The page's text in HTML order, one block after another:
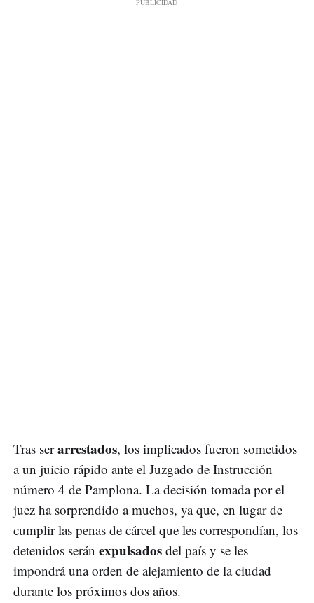
Tras serarrestados, los implicados fueron sometidos
a un juicio rápido ante el Juzgado de Instrucción
número 4 de Pamplona. La decisión tomada por el
juez ha sorprendido a muchos, ya que, en lugar de
cumplir las penas de cárcel que les correspondían, los
detenidos serán expulsados del país y se les
impondrá una orden de alejamiento de la ciudad
durante los próximos dos años.